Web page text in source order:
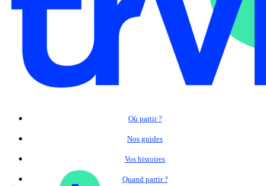
Où partir ?
Nos guides
Vos histoires
Quand partir ?